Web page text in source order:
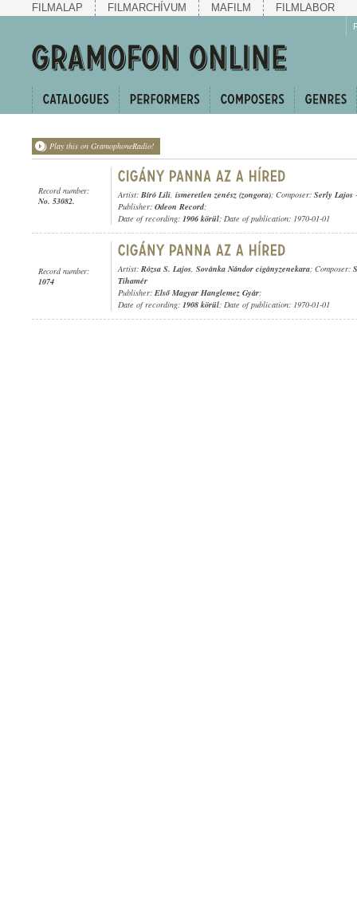
FILMALAP FILMARCHÍVUM MAFILM FILMLABOR
Play this on GramophoneRadio!
Record number:
No. 53082.
Artist: Bíró Lili, ismeretlen zenész (zongora); Composer: Serly Lajos
Publisher: Odeon Record;
Date of recording: 1906 körül; Date of publication: 1970-01-01
Record number:
1074
Artist: Rózsa S. Lajos, Sovánka Nándor cigányzenekara; Composer:
Tihamér
Publisher: Első Magyar Hanglemez Gyár;
Date of recording: 1908 körül; Date of publication: 1970-01-01